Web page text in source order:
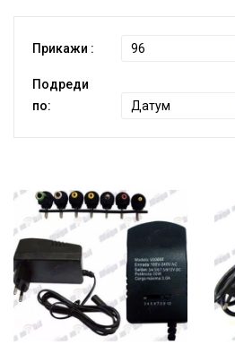
Прикажи :
Подреди
по: